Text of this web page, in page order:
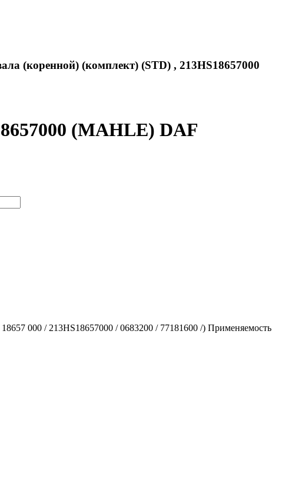
(коренной) (комплект) (STD) , 213HS18657000
(MAHLE) DAF
000 / 213HS18657000 / 0683200 / 77181600 /) Применяемость